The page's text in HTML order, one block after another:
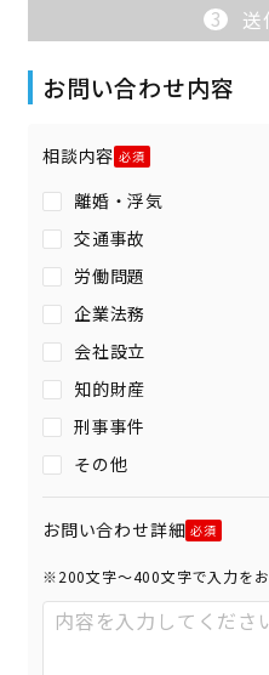
3 送
お問い合わせ内容
相談内容
離婚・浮気
交通事故
労働問題
企業法務
会社設立
知的財産
刑事事件
その他
お問い合わせ詳細
※200文字〜400文字で入力を